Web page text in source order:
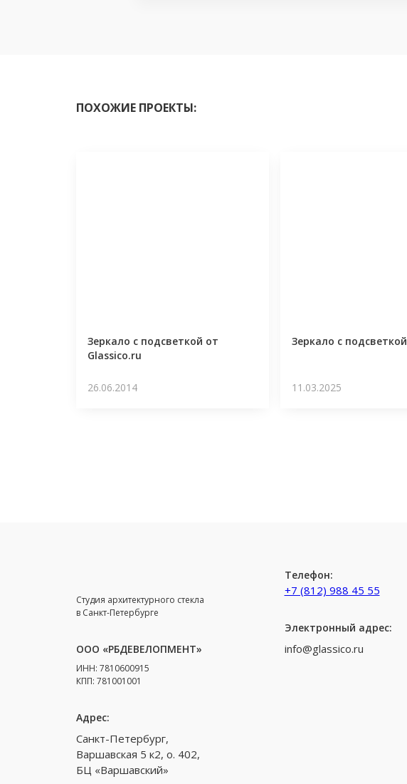
ПОХОЖИЕ ПРОЕКТЫ:
Зеркало с подсветкой от
Glassico.ru
26.06.2014
Зеркало с подсветкой
11.03.2025
Студия архитектурного стекла
в Санкт-Петербурге
ООО «РБДЕВЕЛОПМЕНТ»
ИНН: 7810600915
КПП: 781001001
Адрес:
Санкт-Петербург,
Варшавская 5 к2, о. 402,
БЦ «Варшавский»
Телефон:
+7 (812) 988 45 55
Электронный адрес:
info@glassico.ru